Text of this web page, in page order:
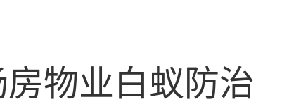
物业白蚁防治